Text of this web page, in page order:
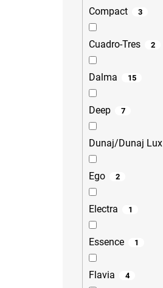
Compact 3
Cuadro-Tres 2
Dalma 15
Deep 7
Dunaj/Dunaj Lux
Ego 2
Electra 1
Essence 1
Flavia 4